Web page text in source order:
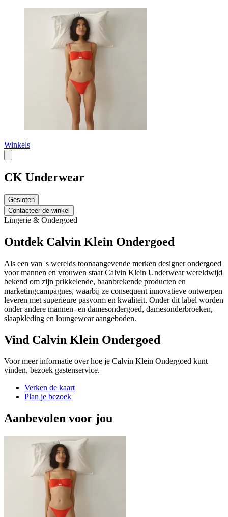
Winkels
CK Underwear
Gesloten
Contacteer de winkel
Lingerie & Ondergoed
Ontdek Calvin Klein Ondergoed
Als een van 's werelds toonaangevende merken designer ondergoed
voor mannen en vrouwen staat Calvin Klein Underwear wereldwijd
bekend om zijn prikkelende, baanbrekende producten en
marketingcampagnes, waarbij ze consequent innovatieve ontwerpen
leveren met superieure pasvorm en kwaliteit. Onder dit label worden
onder andere mannen- en damesondergoed, damesonderbroeken,
slaapkleding en loungewear aangeboden.
Vind Calvin Klein Ondergoed
Voor meer informatie over hoe je Calvin Klein Ondergoed kunt
vinden, bezoek gastenservice.
Verken de kaart
Plan je bezoek
Aanbevolen voor jou